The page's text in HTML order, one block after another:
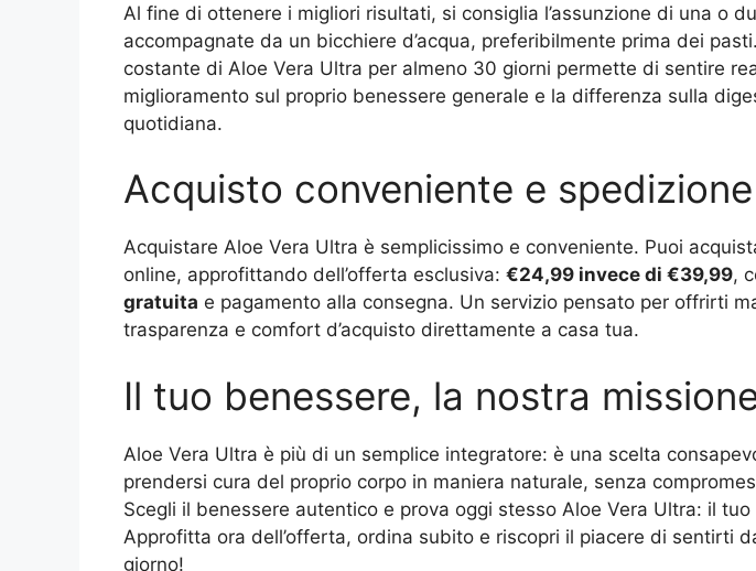
Al fine di ottenere i migliori risultati, si consiglia l’assunzione di una o
accompagnate da un bicchiere d’acqua, preferibilmente prima dei
costante di Aloe Vera Ultra per almeno 30 giorni permette di sentire
miglioramento sul proprio benessere generale e la differenza sulla
quotidiana.
Acquisto conveniente e
Acquistare Aloe Vera Ultra è semplicissimo e conveniente. Puoi
online, approfittando dell’offerta esclusiva: €24,99 invece di €39,99,
gratuita e pagamento alla consegna. Un servizio pensato per offrirti
trasparenza e comfort d’acquisto direttamente a casa tua.
Il tuo benessere, la nostra
Aloe Vera Ultra è più di un semplice integratore: è una scelta
prendersi cura del proprio corpo in maniera naturale, senza
Scegli il benessere autentico e prova oggi stesso Aloe Vera Ultra: il
Approfitta ora dell’offerta, ordina subito e riscopri il piacere di sentirti
giorno!